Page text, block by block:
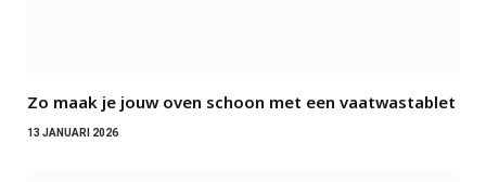
Zo maak je jouw oven schoon met een vaatwastablet
13 JANUARI 2026